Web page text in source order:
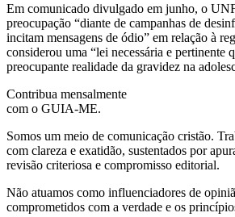
Em comunicado divulgado em junho, o
preocupação “diante de campanhas de
incitam mensagens de ódio” em relação à
considerou uma “lei necessária e pertinente
preocupante realidade da gravidez na
Contribua mensalmente
com o GUIA-ME.
Somos um meio de comunicação cristão.
com clareza e exatidão, sustentados por
revisão criteriosa e compromisso editorial.
Não atuamos como influenciadores de
comprometidos com a verdade e os